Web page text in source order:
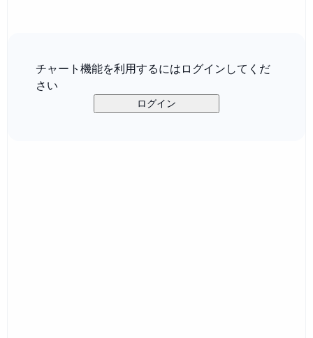
チャート機能を利用するにはログインしてくだ
さい
ログイン